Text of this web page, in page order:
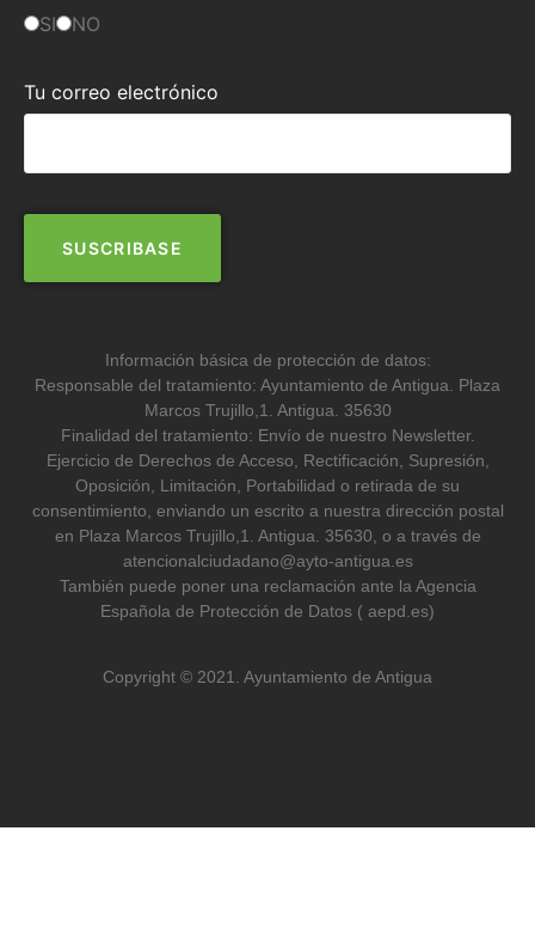
SI NO
Tu correo electrónico
Información básica de protección de datos:
Responsable del tratamiento: Ayuntamiento de Antigua. Plaza
Marcos Trujillo,1. Antigua. 35630
Finalidad del tratamiento: Envío de nuestro Newsletter.
Ejercicio de Derechos de Acceso, Rectificación, Supresión,
Oposición, Limitación, Portabilidad o retirada de su
consentimiento, enviando un escrito a nuestra dirección postal
en Plaza Marcos Trujillo,1. Antigua. 35630, o a través de
atencionalciudadano@ayto-antigua.es
También puede poner una reclamación ante la Agencia
Española de Protección de Datos ( aepd.es)
Copyright © 2021. Ayuntamiento de Antigua